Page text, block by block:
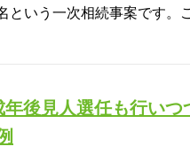
という一次相続事案です
後見人選任も行いつ